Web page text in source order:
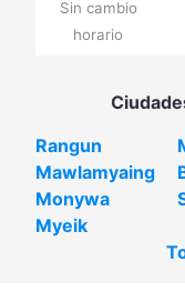
Sin cambio
horario
Rangun
Mawlamyaing
Monywa
Myeik